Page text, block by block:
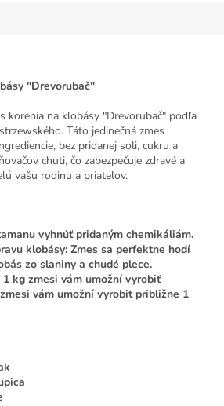
"Drevorubač"
korenia na klobásy "Drevorubač" podľa
Táto jedinečná zmes
bez pridanej soli, cukru a
chuti, čo zabezpečuje zdravé a
vašu rodinu a priateľov.
vyhnúť pridaným chemikáliám.
klobásy: Zmes sa perfektne hodí
zo slaniny a chudé plece.
1 kg zmesi vám umožní vyrobiť
vám umožní vyrobiť približne 1